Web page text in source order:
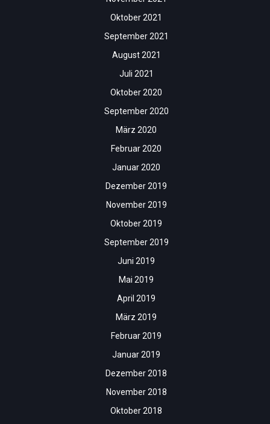
Oktober 2021
September 2021
August 2021
Juli 2021
Oktober 2020
September 2020
März 2020
Februar 2020
Januar 2020
Dezember 2019
November 2019
Oktober 2019
September 2019
Juni 2019
Mai 2019
April 2019
März 2019
Februar 2019
Januar 2019
Dezember 2018
November 2018
Oktober 2018